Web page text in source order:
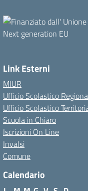
Link Esterni
MIUR
Ufficio Scolastico
Ufficio Scolastico
Scuola in Chiaro
Iscrizioni On Line
Invalsi
Comune
Calendario